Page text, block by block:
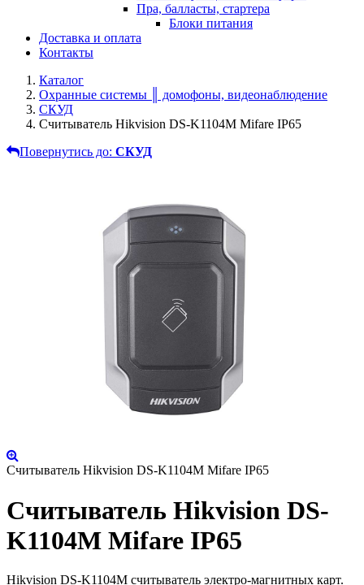
Пра, балласты, стартера
Блоки питания
Доставка и оплата
Контакты
Каталог
Охранные системы ║ домофоны, видеонаблюдение
СКУД
Считыватель Hikvision DS-K1104M Mifare IP65
Повернутись до: СКУД
Считыватель Hikvision DS-K1104M Mifare IP65
Считыватель Hikvision DS-
K1104M Mifare IP65
Hikvision DS-K1104M считыватель электро-магнитных карт.